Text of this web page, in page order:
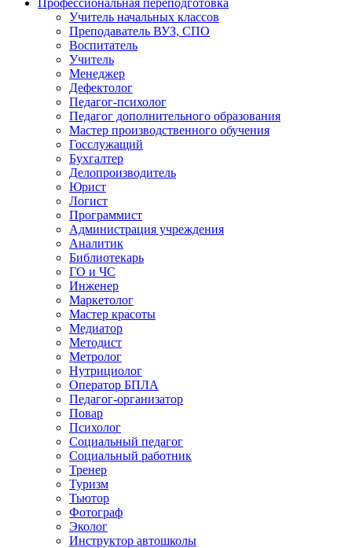
Профессиональная переподготовка
Учитель начальных классов
Преподаватель ВУЗ, СПО
Воспитатель
Учитель
Менеджер
Дефектолог
Педагог-психолог
Педагог дополнительного образования
Мастер производственного обучения
Госслужащий
Бухгалтер
Делопроизводитель
Юрист
Логист
Программист
Администрация учреждения
Аналитик
Библиотекарь
ГО и ЧС
Инженер
Маркетолог
Мастер красоты
Медиатор
Методист
Метролог
Нутрициолог
Оператор БПЛА
Педагог-организатор
Повар
Психолог
Социальный педагог
Социальный работник
Тренер
Туризм
Тьютор
Фотограф
Эколог
Инструктор автошколы